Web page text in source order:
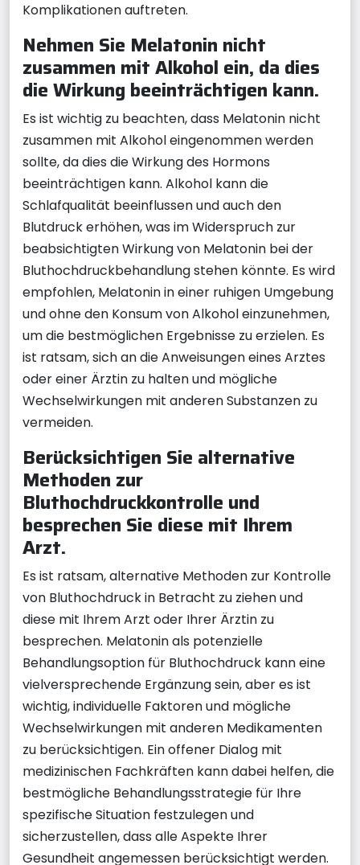
Komplikationen auftreten.
Nehmen Sie Melatonin nicht
zusammen mit Alkohol ein, da dies
die Wirkung beeinträchtigen kann.
Es ist wichtig zu beachten, dass Melatonin nicht
zusammen mit Alkohol eingenommen werden
sollte, da dies die Wirkung des Hormons
beeinträchtigen kann. Alkohol kann die
Schlafqualität beeinflussen und auch den
Blutdruck erhöhen, was im Widerspruch zur
beabsichtigten Wirkung von Melatonin bei der
Bluthochdruckbehandlung stehen könnte. Es wird
empfohlen, Melatonin in einer ruhigen Umgebung
und ohne den Konsum von Alkohol einzunehmen,
um die bestmöglichen Ergebnisse zu erzielen. Es
ist ratsam, sich an die Anweisungen eines Arztes
oder einer Ärztin zu halten und mögliche
Wechselwirkungen mit anderen Substanzen zu
vermeiden.
Berücksichtigen Sie alternative
Methoden zur
Bluthochdruckkontrolle und
besprechen Sie diese mit Ihrem
Arzt.
Es ist ratsam, alternative Methoden zur Kontrolle
von Bluthochdruck in Betracht zu ziehen und
diese mit Ihrem Arzt oder Ihrer Ärztin zu
besprechen. Melatonin als potenzielle
Behandlungsoption für Bluthochdruck kann eine
vielversprechende Ergänzung sein, aber es ist
wichtig, individuelle Faktoren und mögliche
Wechselwirkungen mit anderen Medikamenten
zu berücksichtigen. Ein offener Dialog mit
medizinischen Fachkräften kann dabei helfen, die
bestmögliche Behandlungsstrategie für Ihre
spezifische Situation festzulegen und
sicherzustellen, dass alle Aspekte Ihrer
Gesundheit angemessen berücksichtigt werden.